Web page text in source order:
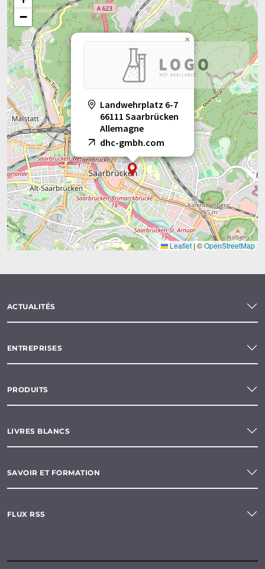
Landwehrplatz 6-7
66111 Saarbrücken
Allemagne
dhc-gmbh.com
×
−
Leaflet | ©OpenStreetMap
ACTUALITÉS
ENTREPRISES
PRODUITS
LIVRES BLANCS
SAVOIR ET FORMATION
FLUX RSS